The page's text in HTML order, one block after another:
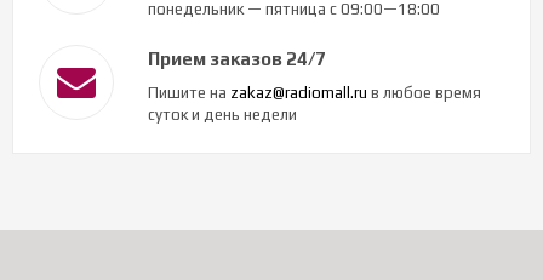
понедельник — пятница с 09:00—18:00
Прием заказов 24/7
Пишите на zakaz@radiomall.ru в любое время
суток и день недели